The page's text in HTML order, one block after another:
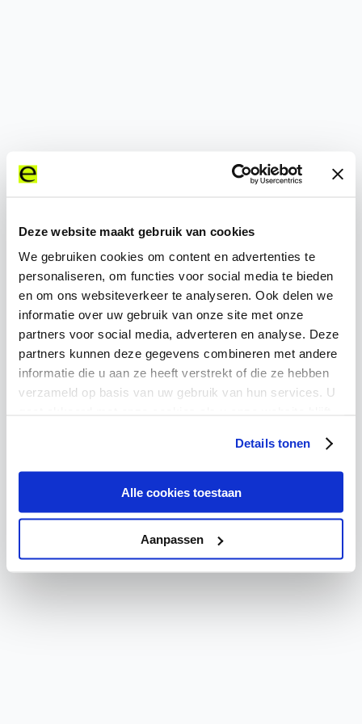
Deze website maakt gebruik van cookies
We gebruiken cookies om content en advertenties te
personaliseren, om functies voor social media te bieden
en om ons websiteverkeer te analyseren. Ook delen we
informatie over uw gebruik van onze site met onze
partners voor social media, adverteren en analyse. Deze
partners kunnen deze gegevens combineren met andere
informatie die u aan ze heeft verstrekt of die ze hebben
verzameld op basis van uw gebruik van hun services. U
Details tonen
Alle cookies toestaan
Aanpassen
500
Critical Error
A critical error has occurred. Please refresh the page or
Try again Go Home